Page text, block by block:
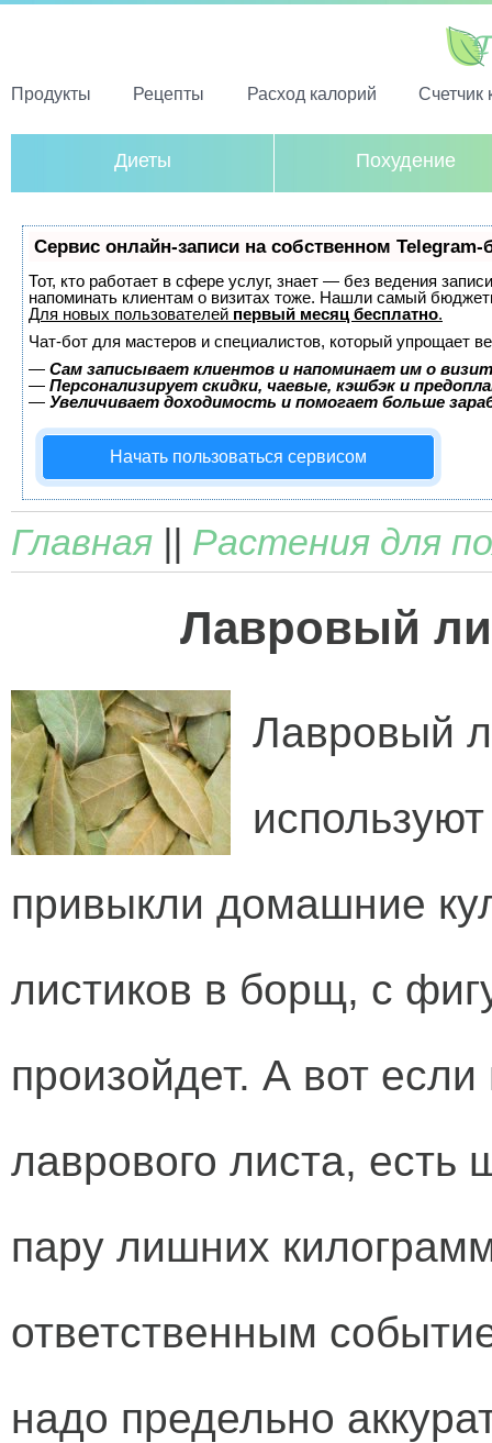
Продукты Рецепты Расход калорий Счетчик
Диеты Похудение
Сервис онлайн-записи на собственном Telegram-
Тот, кто работает в сфере услуг, знает — без ведения
напоминать клиентам о визитах тоже. Нашли самый
Для новых пользователей первый месяц бесплатно.
Чат-бот для мастеров и специалистов, который упрощает
— Сам записывает клиентов и напоминает им о
— Персонализирует скидки, чаевые, кэшбэк и
— Увеличивает доходимость и помогает больше
Начать пользоваться сервисом
Главная || Растения для
Лавровый
Лавровый
привыкли домашние
листиков в борщ, с
произойдет. А вот
лаврового листа, есть
пару лишних
ответственным
надо предельно